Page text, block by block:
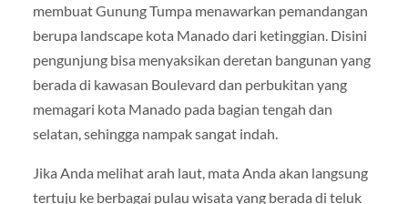
membuat Gunung Tumpa menawarkan pemandangan
berupa landscape kota Manado dari ketinggian. Disini
pengunjung bisa menyaksikan deretan bangunan yang
berada di kawasan Boulevard dan perbukitan yang
memagari kota Manado pada bagian tengah dan
selatan, sehingga nampak sangat indah.
Jika Anda melihat arah laut, mata Anda akan langsung
tertuju ke berbagai pulau wisata yang berada di teluk